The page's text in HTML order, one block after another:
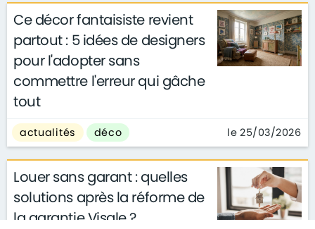
Ce décor fantaisiste revient
partout : 5 idées de designers
pour l'adopter sans
commettre l'erreur qui gâche
tout
actualités déco le 25/03/2026
Louer sans garant : quelles
solutions après la réforme de
la garantie Visale ?